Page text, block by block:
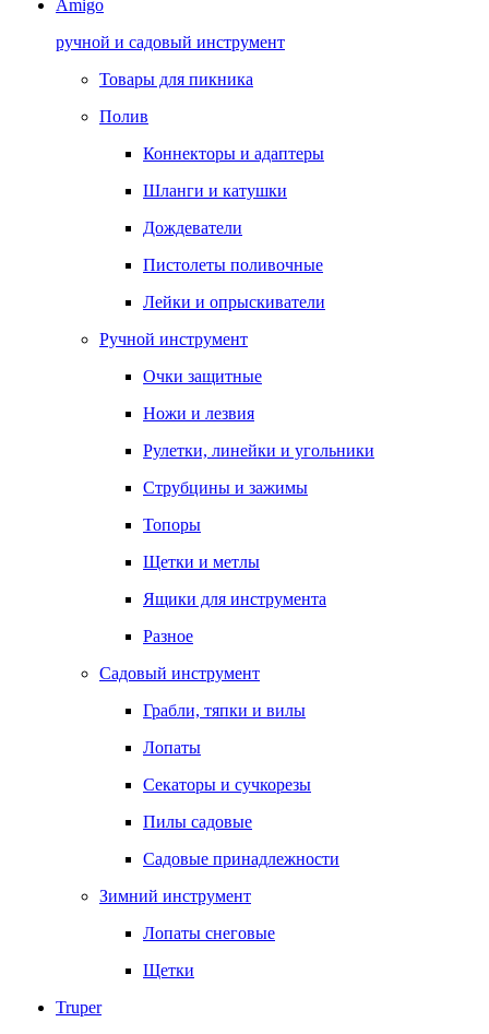
Amigo
ручной и садовый инструмент
Товары для пикника
Полив
Коннекторы и адаптеры
Шланги и катушки
Дождеватели
Пистолеты поливочные
Лейки и опрыскиватели
Ручной инструмент
Очки защитные
Ножи и лезвия
Рулетки, линейки и угольники
Струбцины и зажимы
Топоры
Щетки и метлы
Ящики для инструмента
Разное
Садовый инструмент
Грабли, тяпки и вилы
Лопаты
Секаторы и сучкорезы
Пилы садовые
Садовые принадлежности
Зимний инструмент
Лопаты снеговые
Щетки
Truper